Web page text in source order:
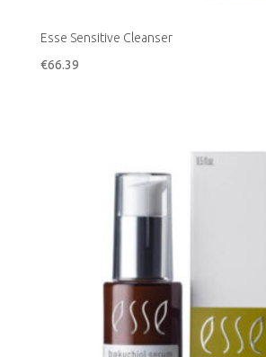
Esse Sensitive Cleanser
€66.39